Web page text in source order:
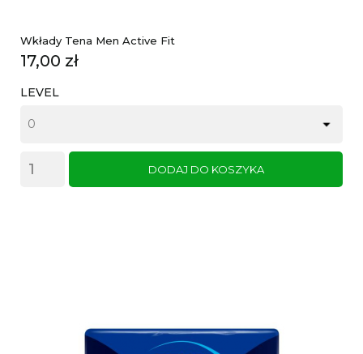
Wkłady Tena Men Active Fit
Cena
17,00 zł
LEVEL
DODAJ DO KOSZYKA